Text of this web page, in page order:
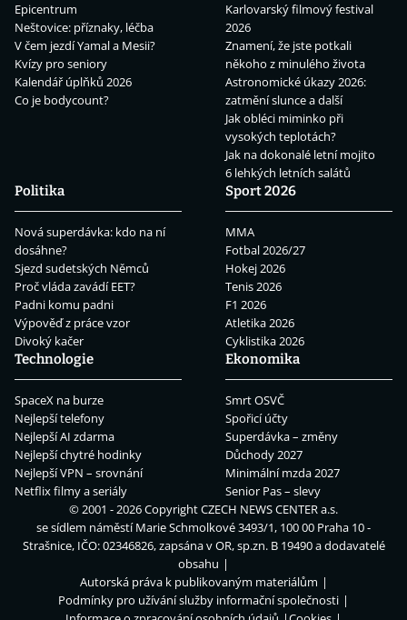
Epicentrum
Neštovice: příznaky, léčba
V čem jezdí Yamal a Mesii?
Kvízy pro seniory
Kalendář úplňků 2026
Co je bodycount?
Karlovarský filmový festival
2026
Znamení, že jste potkali
někoho z minulého života
Astronomické úkazy 2026:
zatmění slunce a další
Jak obléci miminko při
vysokých teplotách?
Jak na dokonalé letní mojito
6 lehkých letních salátů
Politika
Nová superdávka: kdo na ní
dosáhne?
Sjezd sudetských Němců
Proč vláda zavádí EET?
Padni komu padni
Výpověď z práce vzor
Divoký kačer
Sport 2026
MMA
Fotbal 2026/27
Hokej 2026
Tenis 2026
F1 2026
Atletika 2026
Cyklistika 2026
Technologie
SpaceX na burze
Nejlepší telefony
Nejlepší AI zdarma
Nejlepší chytré hodinky
Nejlepší VPN – srovnání
Netflix filmy a seriály
Ekonomika
Smrt OSVČ
Spořicí účty
Superdávka – změny
Důchody 2027
Minimální mzda 2027
Senior Pas – slevy
© 2001 - 2026 CopyrightCZECH NEWS CENTER a.s.
se sídlem náměstí Marie Schmolkové 3493/1, 100 00 Praha 10 -
Strašnice, IČO: 02346826, zapsána v OR, sp.zn. B 19490 a dodavatelé
obsahu
Autorská práva k publikovaným materiálům
Podmínky pro užívání služby informační společnosti